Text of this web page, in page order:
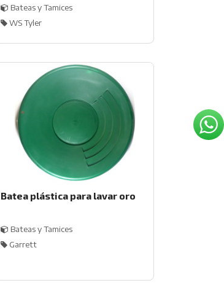
Bateas y Tamices
WS Tyler
Batea plástica para lavar oro
Bateas y Tamices
Garrett